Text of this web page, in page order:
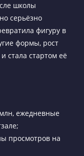
школы
серьёзно
фигуру в
формы, рост
стала стартом её
ежедневные
просмотров на